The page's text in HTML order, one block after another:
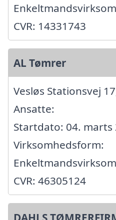
CVR: 14331743
AL Tømrer
Vesløs Stationsvej
Ansatte:
Startdato: 04. marts
Virksomhedsform:
CVR: 46305124